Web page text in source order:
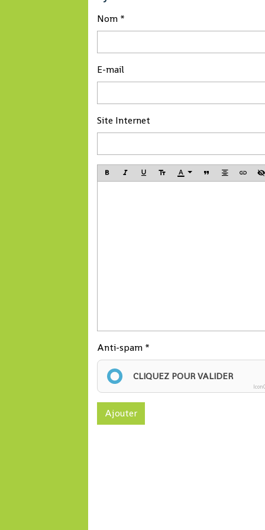
Nom
E-mail
Site Internet
Anti-spam
CLIQUEZ POUR VALIDER
Ajouter